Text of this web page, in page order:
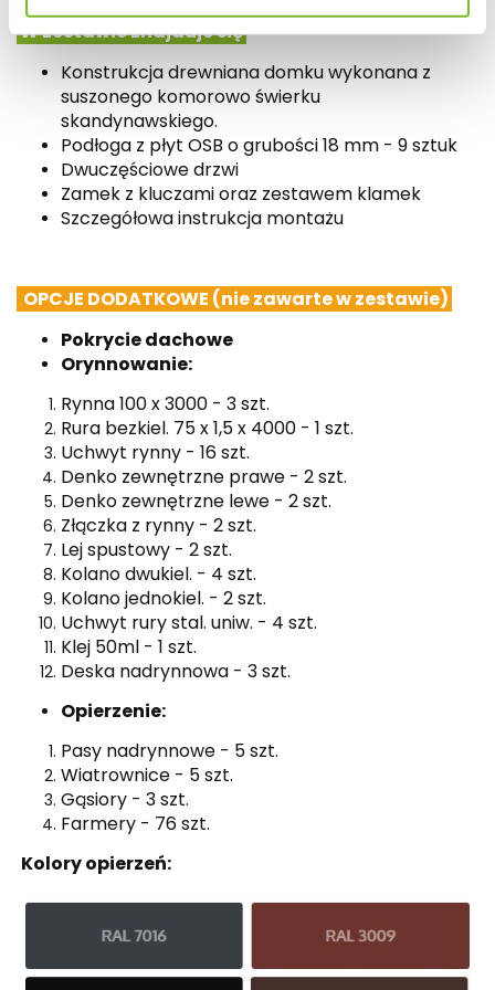
W zestawie znajduje się
Konstrukcja drewniana domku wykonana z
suszonego komorowo świerku
skandynawskiego.
Podłoga z płyt OSB o grubości 18 mm - 9 sztuk
Dwuczęściowe drzwi
Zamek z kluczami oraz zestawem klamek
Szczegółowa instrukcja montażu
OPCJE DODATKOWE (nie zawarte w zestawie)
Pokrycie dachowe
Orynnowanie:
Rynna 100 x 3000 - 3 szt.
Rura bezkiel. 75 x 1,5 x 4000 - 1 szt.
Uchwyt rynny - 16 szt.
Denko zewnętrzne prawe - 2 szt.
Denko zewnętrzne lewe - 2 szt.
Złączka z rynny - 2 szt.
Lej spustowy - 2 szt.
Kolano dwukiel. - 4 szt.
Kolano jednokiel. - 2 szt.
Uchwyt rury stal. uniw. - 4 szt.
Klej 50ml - 1 szt.
Deska nadrynnowa - 3 szt.
Opierzenie:
Pasy nadrynnowe - 5 szt.
Wiatrownice - 5 szt.
Gąsiory - 3 szt.
Farmery - 76 szt.
Kolory opierzeń: